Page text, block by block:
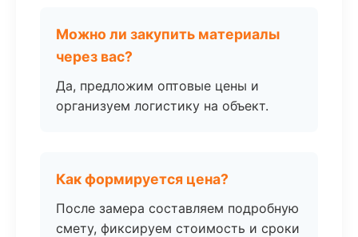
Можно ли закупить материалы
через вас?
Да, предложим оптовые цены и
организуем логистику на объект.
Как формируется цена?
После замера составляем подробную
смету, фиксируем стоимость и сроки